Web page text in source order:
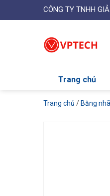
CÔNG TY TNHH
Trang chủ
Trang chủ / Băng